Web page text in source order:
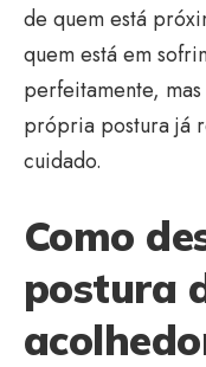
de quem está
quem está em
perfeitamente,
própria postura já
cuidado.
Como
postura